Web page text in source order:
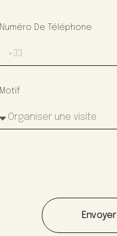
Numéro De Téléphone
Motif
Envoyer